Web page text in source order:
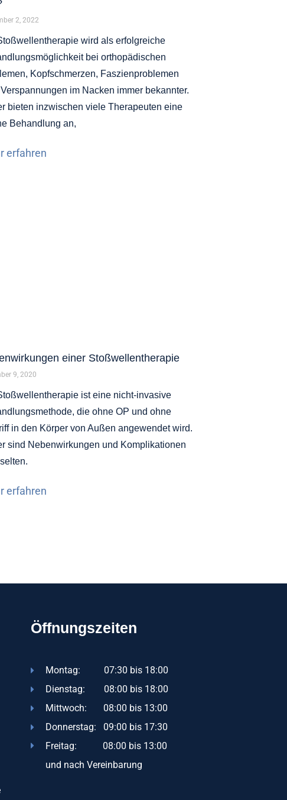
2, 2022
wird als erfolgreiche
bei orthopädischen
Kopfschmerzen, Faszienproblemen
im Nacken immer bekannter.
bieten inzwischen viele Therapeuten eine
Behandlung an,
erfahren
einer Stoßwellentherapie
9, 2020
ist eine nicht-invasive
die ohne OP und ohne
in den Körper von Außen angewendet wird.
sind Nebenwirkungen und Komplikationen
erfahren
Öffnungszeiten
Montag: 07:30 bis 18:00
Dienstag: 08:00 bis 18:00
Mittwoch: 08:00 bis 13:00
Donnerstag: 09:00 bis 17:30
Freitag: 08:00 bis 13:00
und nach Vereinbarung